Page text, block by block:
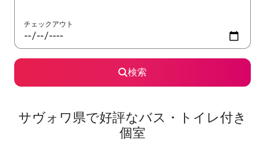
チェックアウト
検索
サヴォワ県で好評なバス・トイレ付き
個室